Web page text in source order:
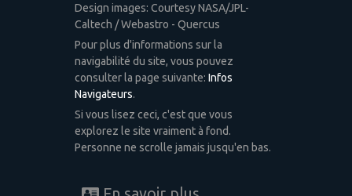
Design images: Courtesy NASA/JPL-
Caltech / Webastro - Quercus
Pour plus d'informations sur la
navigabilité du site, vous pouvez
consulter la page suivante: Infos
Navigateurs.
Si vous lisez ceci, c'est que vous
explorez le site vraiment à fond.
Personne ne scrolle jamais jusqu'en bas.